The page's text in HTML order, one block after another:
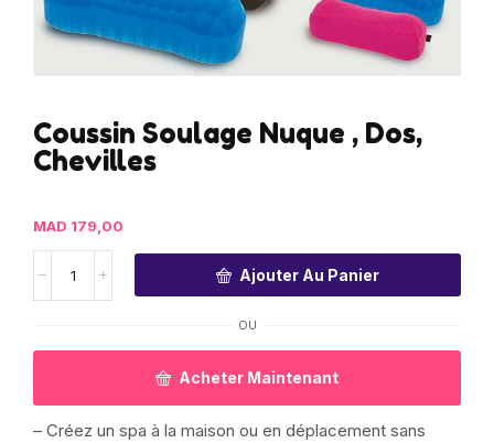
Coussin Soulage Nuque , Dos,
Chevilles
MAD 179,00
Ajouter Au Panier
OU
Acheter Maintenant
– Créez un spa à la maison ou en déplacement sans